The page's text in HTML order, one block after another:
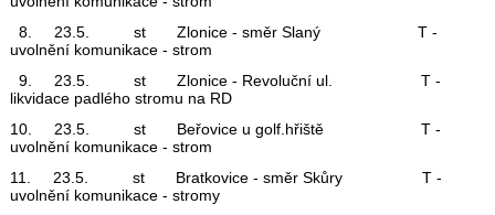
8. 23.5. st Zlonice - směr Slaný T -
uvolnění komunikace - strom
9. 23.5. st Zlonice - Revoluční ul. T -
likvidace padlého stromu na RD
10. 23.5. st Beřovice u golf.hřiště T -
uvolnění komunikace - strom
11. 23.5. st Bratkovice - směr Skůry T -
uvolnění komunikace - stromy